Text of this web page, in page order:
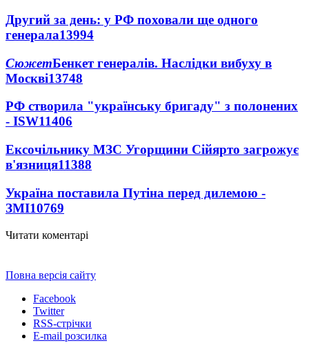
Другий за день: у РФ поховали ще одного
генерала13994
СюжетБенкет генералів. Наслідки вибуху в
Москві13748
РФ створила "українську бригаду" з полонених
- ISW11406
Ексочільнику МЗС Угорщини Сійярто загрожує
в'язниця11388
Україна поставила Путіна перед дилемою -
ЗМІ10769
Читати коментарі
Повна версія сайту
Facebook
Twitter
RSS-стрічки
E-mail розсилка